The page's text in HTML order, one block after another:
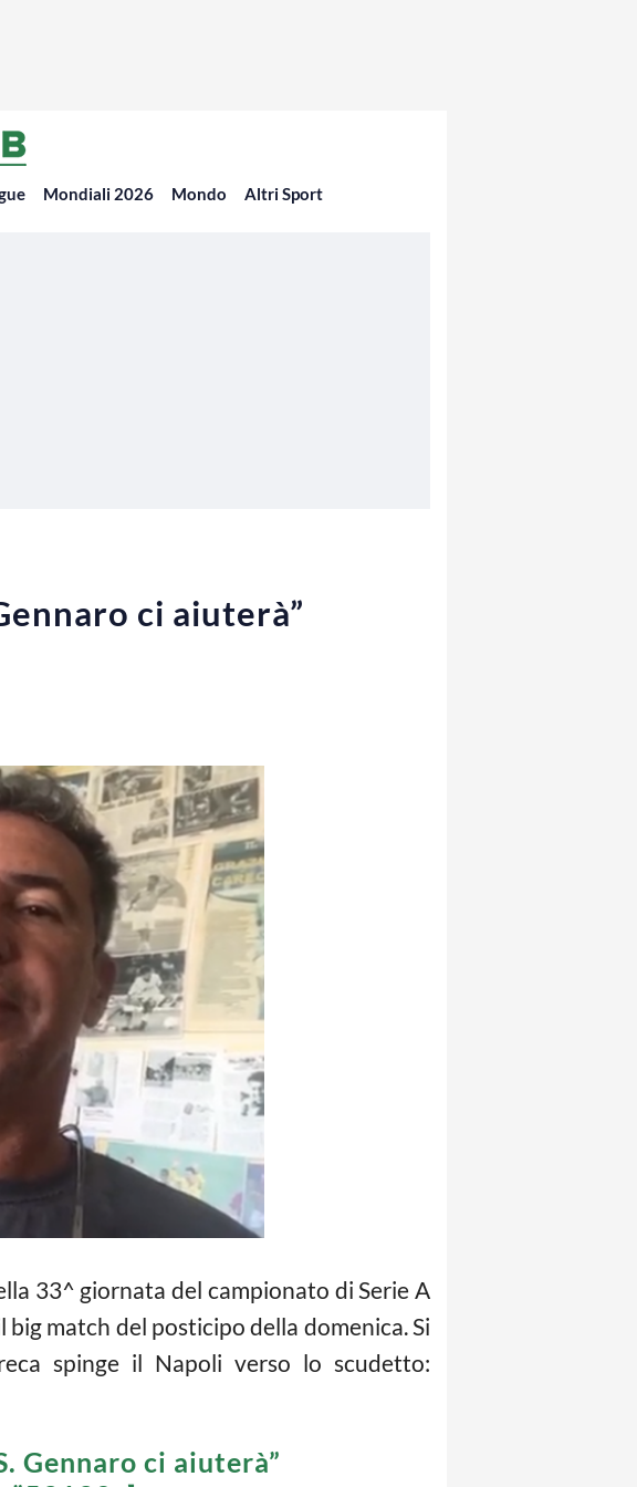
Mondiali 2026 Mondo Altri Sport
ci aiuterà”
33^ giornata del campionato di Serie A
match del posticipo della domenica. Si
spinge il Napoli verso lo scudetto:
Gennaro ci aiuterà”